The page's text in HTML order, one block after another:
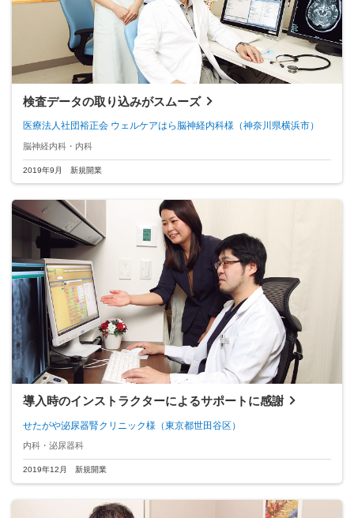
検査データの取り込みがスムーズ
医療法人社団裕正会 ウェルケアはら脳神経内科様 （神奈川県横浜市）
脳神経内科・内科
2019年9月 新規開業
導入時のインストラクターによるサポートに感謝
せたがや泌尿器腎クリニック様 （東京都世田谷区）
内科・泌尿器科
2019年12月 新規開業